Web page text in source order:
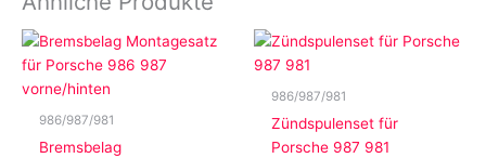
986/987/981
Bremsbelag
986/987/981
Zündspulenset für
Porsche 987 981